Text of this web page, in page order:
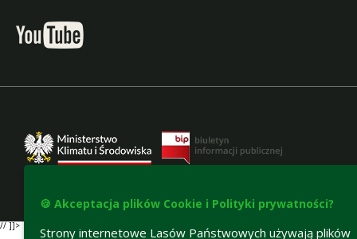
Deklaracja dostępności
// ]]>
🍪 Akceptacja plików Cookie i Polityki prywatności?
Strony internetowe Lasów Państwowych używają plików